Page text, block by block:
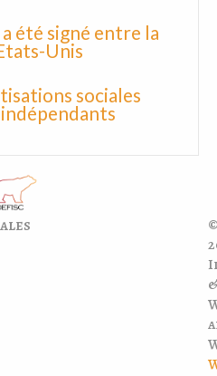
a été signé entre la
Unis
sociales